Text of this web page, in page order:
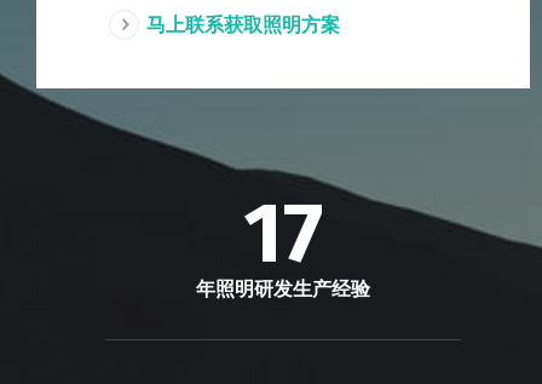
马上联系获取照明方案
17
年照明研发生产经验